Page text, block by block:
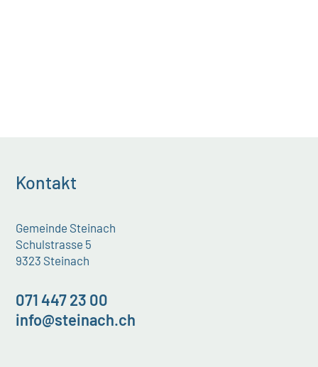
Kontakt
Gemeinde Steinach
Schulstrasse 5
9323 Steinach
071 447 23 00
info@steinach.ch